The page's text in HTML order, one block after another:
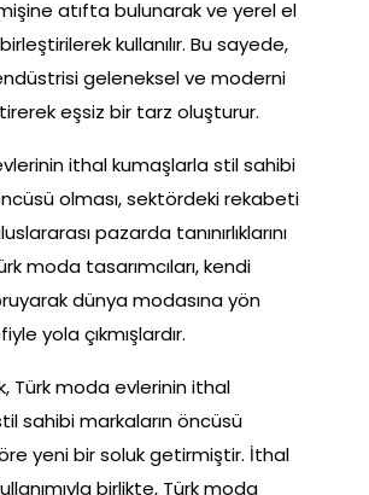
atıfta bulunarak ve yerel el
kullanılır. Bu sayede,
geleneksel ve moderni
eşsiz bir tarz oluşturur.
ithal kumaşlarla stil sahibi
olması, sektördeki rekabeti
pazarda tanınırlıklarını
moda tasarımcıları, kendi
dünya modasına yön
yola çıkmışlardır.
Türk moda evlerinin ithal
sahibi markaların öncüsü
yeni bir soluk getirmiştir. İthal
birlikte, Türk moda